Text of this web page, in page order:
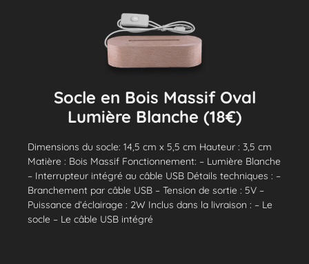
Socle en Bois Massif Oval
Lumière Blanche (18€)
Dimensions du socle: 14,5 cm x 5,5 cm Hauteur : 3,5 cm
Matière : Bois Massif Fonctionnement: – Lumière Blanche
– Interrupteur intégré au câble USB Détails techniques : –
Branchement par câble USB – Tension de sortie : 5V –
Puissance d’éclairage : 2W Inclus dans la livraison : – Le
socle – Le câble USB intégré